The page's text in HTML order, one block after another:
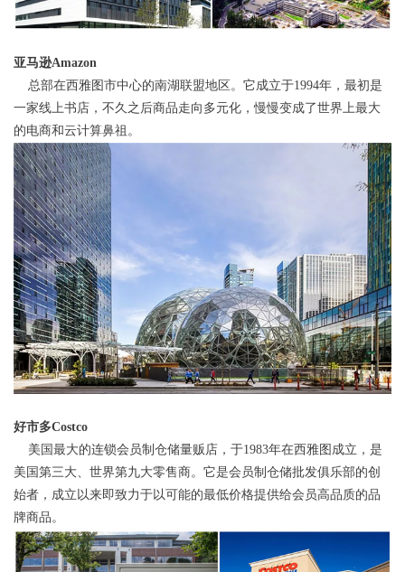
亚马逊Amazon
总部在西雅图市中心的南湖联盟地区。它成立于1994年，最初是
一家线上书店，不久之后商品走向多元化，慢慢变成了世界上最大
的电商和云计算鼻祖。
好市多Costco
美国最大的连锁会员制仓储量贩店，于1983年在西雅图成立，是
美国第三大、世界第九大零售商。它是会员制仓储批发俱乐部的创
始者，成立以来即致力于以可能的最低价格提供给会员高品质的品
牌商品。